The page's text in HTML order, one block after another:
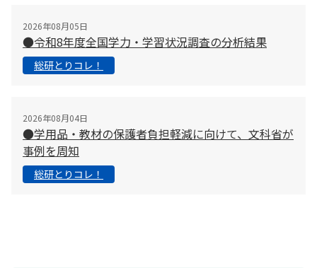
2026年08月05日
●令和8年度全国学力・学習状況調査の分析結果
総研とりコレ！
2026年08月04日
●学用品・教材の保護者負担軽減に向けて、文科省が
事例を周知
総研とりコレ！